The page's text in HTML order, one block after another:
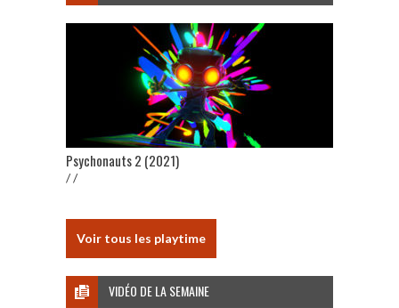
Psychonauts 2 (2021)
/ /
Voir tous les playtime
VIDÉO DE LA SEMAINE